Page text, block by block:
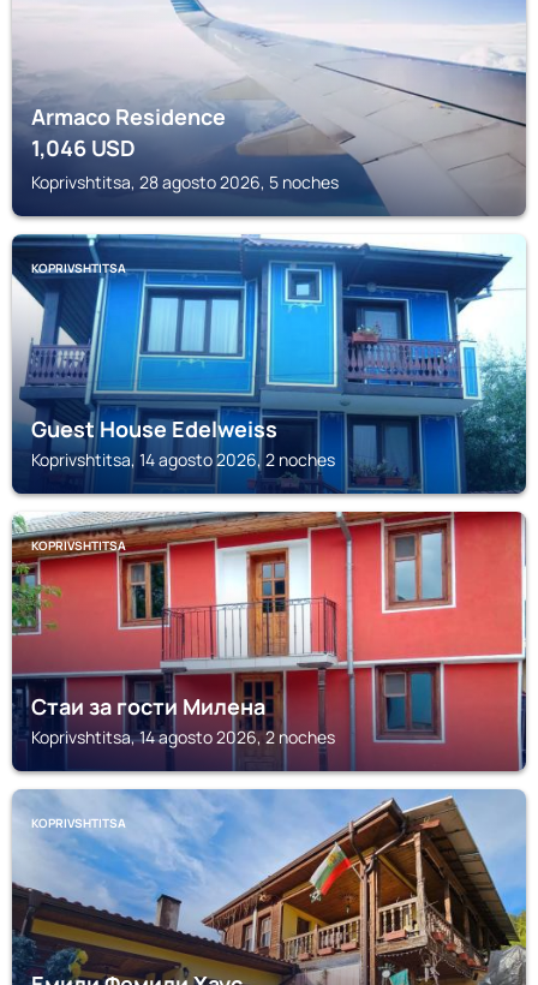
Armaco Residence
1,046 USD
Koprivshtitsa, 28 agosto 2026, 5 noches
KOPRIVSHTITSA
Guest House Edelweiss
Koprivshtitsa, 14 agosto 2026, 2 noches
KOPRIVSHTITSA
Стаи за гости Милена
Koprivshtitsa, 14 agosto 2026, 2 noches
KOPRIVSHTITSA